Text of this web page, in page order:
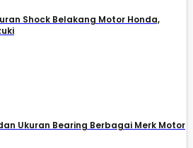
Shock Belakang Motor Honda,
Ukuran Bearing Berbagai Merk Motor